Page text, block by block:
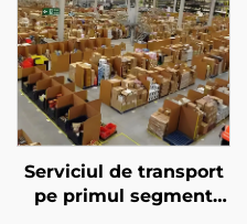
Serviciul de transport
pe primul segment